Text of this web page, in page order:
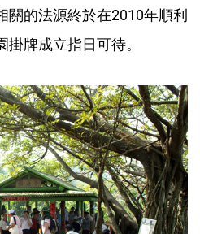
關的法源終於在2010年順利
牌成立指日可待。